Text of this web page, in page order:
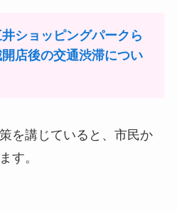
ショッピングパークら
店後の交通渋滞につい
を講じていると、市民か
す。